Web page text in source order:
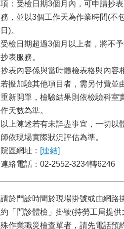
項：受檢日期3個月內，可申請抄表
務，並以3個工作天為作業時間(不
日)。
受檢日期超過3個月以上者，將不
抄表服務。
抄表內容係與當時體檢表格與內容
若擬加驗其他項目者，需另付費並
重新開單，檢驗結果則依檢驗科室
作天數為準。
以上陳述若有未詳盡事宜，一切以
師依現場實際狀況評估為準。
院區網址： [連結]
連絡電話：02-2552-3234轉6246
請於門診時間於現場掛號或由網路
約「門診體檢」掛號(持勞工局提供
殊作業職災檢查單者，請先電話預